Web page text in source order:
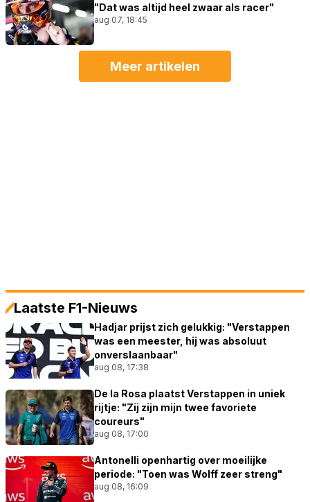
"Dat was altijd heel zwaar als racer"
aug 07, 18:45
Meer artikelen
Laatste F1-Nieuws
Hadjar prijst zich gelukkig: "Verstappen
was een meester, hij was absoluut
onverslaanbaar"
aug 08, 17:38
De la Rosa plaatst Verstappen in uniek
rijtje: "Zij zijn mijn twee favoriete
coureurs"
aug 08, 17:00
Antonelli openhartig over moeilijke
periode: "Toen was Wolff zeer streng"
aug 08, 16:09